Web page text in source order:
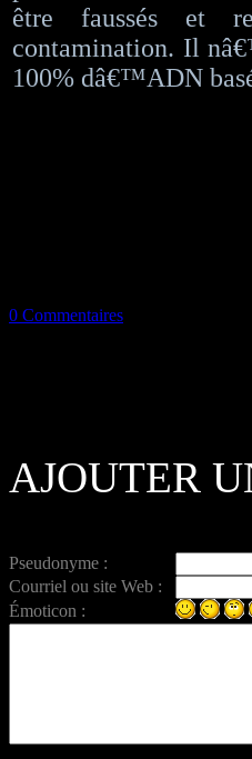
être faussés et
contamination. Il
100% dâ€™ADN
0 Commentaires
AJOUTER
Pseudonyme :
Courriel ou site Web :
Émoticon :